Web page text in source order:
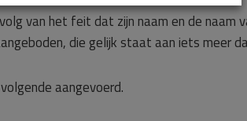
van het feit dat zijn naam en de naam
die gelijk staat aan iets meer
aangevoerd.